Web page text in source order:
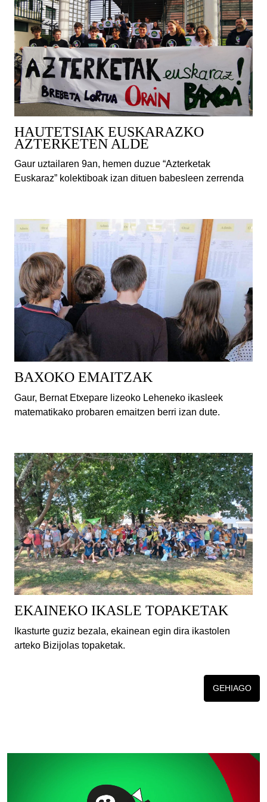
HAUTETSIAK EUSKARAZKO
AZTERKETEN ALDE
Gaur uztailaren 9an, hemen duzue “Azterketak
Euskaraz” kolektiboak izan dituen babesleen zerrenda
BAXOKO EMAITZAK
Gaur, Bernat Etxepare lizeoko Leheneko ikasleek
matematikako probaren emaitzen berri izan dute.
EKAINEKO IKASLE TOPAKETAK
Ikasturte guziz bezala, ekainean egin dira ikastolen
arteko Bizijolas topaketak.
GEHIAGO